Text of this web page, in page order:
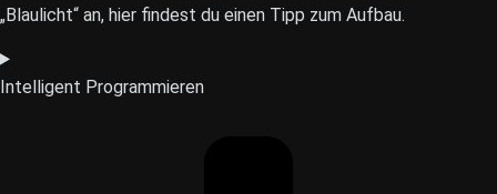
„Blaulicht“ an, hier findest du einen Tipp zum Aufbau.
Intelligent Programmieren